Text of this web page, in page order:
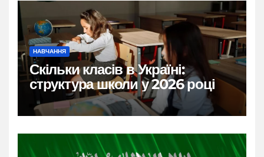
НАВЧАННЯ
Скільки класів в Україні:
структура школи у 2026 році